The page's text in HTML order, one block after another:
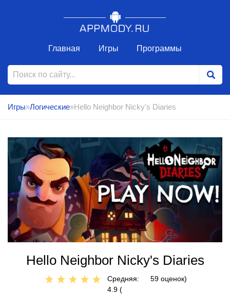
Главная Игры Программы
Игры»Логические»Hello Neighbor Nicky's Diaries
Hello Neighbor Nicky's Diaries
Средняя:
4.9 (
59 оценок)